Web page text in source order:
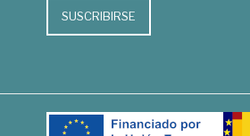
SUSCRIBIRSE